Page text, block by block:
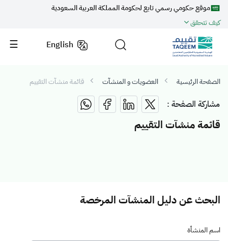
موقع حكومي رسمي تابع لحكومة المملكة العربية السعودية
كيف تتحقق
English
الصفحة الرئيسية العضويات و المنشآت قائمة منشآت التقييم
مشاركة الصفحة :
قائمة منشآت التقييم
البحث عن دليل المنشآت المرخصة
اسم المنشأة